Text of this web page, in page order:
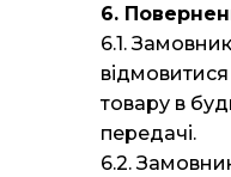
6.
6.1.
товару в
передачі.
6.2.